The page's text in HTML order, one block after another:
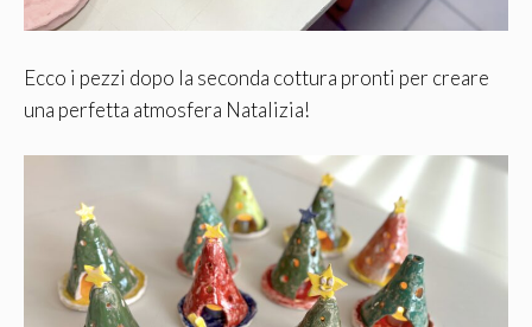
Ecco i pezzi dopo la seconda cottura pronti per creare
una perfetta atmosfera Natalizia!